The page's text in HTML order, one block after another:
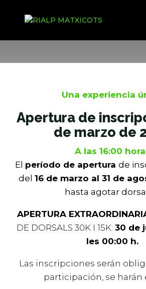
Una experiencia
Apertura de
de marzo de
A las 16:00
El período de apertura de
del 16de marzo al 31 de
hasta agotar
APERTURA
DE DORSALS 30K I 15K: 30 de
les 00:00 h.
Las inscripciones serán
participación, se harán